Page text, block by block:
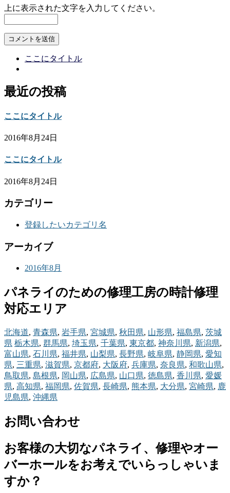
上に表示された文字を入力してください。
ここにタイトル
最近の投稿
ここにタイトル
2016年8月24日
ここにタイトル
2016年8月24日
カテゴリー
登録したいカテゴリ名
アーカイブ
2016年8月
パネライのための修理工房の時計修理
対応エリア
北海道, 青森県, 岩手県, 宮城県, 秋田県, 山形県, 福島県, 茨城
県 栃木県, 群馬県, 埼玉県, 千葉県, 東京都, 神奈川県, 新潟県,
富山県, 石川県, 福井県, 山梨県, 長野県, 岐阜県, 静岡県, 愛知
県, 三重県, 滋賀県, 京都府, 大阪府, 兵庫県, 奈良県, 和歌山県,
鳥取県, 島根県, 岡山県, 広島県, 山口県, 徳島県, 香川県, 愛媛
県, 高知県, 福岡県, 佐賀県, 長崎県, 熊本県, 大分県, 宮崎県, 鹿
児島県, 沖縄県
お問い合わせ
お客様の大切なパネライ、修理やオー
バーホールをお考えでいらっしゃいま
すか？